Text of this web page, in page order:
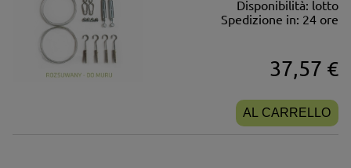
Disponibilità: lotto
Spedizione in: 24 ore
37,57 €
AL CARRELLO